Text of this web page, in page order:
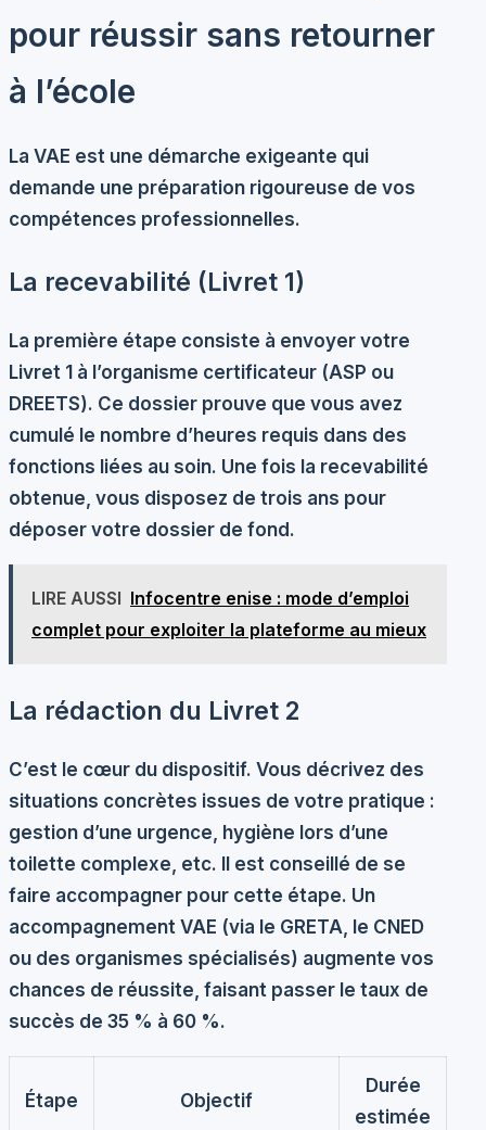
pour réussir sans retourner
à l’école
La VAE est une démarche exigeante qui
demande une préparation rigoureuse de vos
compétences professionnelles.
La recevabilité (Livret 1)
La première étape consiste à envoyer votre
Livret 1 à l’organisme certificateur (ASP ou
DREETS). Ce dossier prouve que vous avez
cumulé le nombre d’heures requis dans des
fonctions liées au soin. Une fois la recevabilité
obtenue, vous disposez de trois ans pour
déposer votre dossier de fond.
LIRE AUSSI Infocentre enise : mode d’emploi
complet pour exploiter la plateforme au mieux
La rédaction du Livret 2
C’est le cœur du dispositif. Vous décrivez des
situations concrètes issues de votre pratique :
gestion d’une urgence, hygiène lors d’une
toilette complexe, etc. Il est conseillé de se
faire accompagner pour cette étape. Un
accompagnement VAE (via le GRETA, le CNED
ou des organismes spécialisés) augmente vos
chances de réussite, faisant passer le taux de
succès de 35 % à 60 %.
Étape Objectif
Durée
estimée